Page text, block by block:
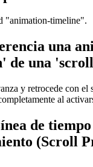
"animation-timeline".
una
de una
y retrocede con el
al
de tiempo
(Scroll